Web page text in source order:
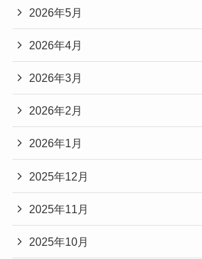
2026年5月
2026年4月
2026年3月
2026年2月
2026年1月
2025年12月
2025年11月
2025年10月